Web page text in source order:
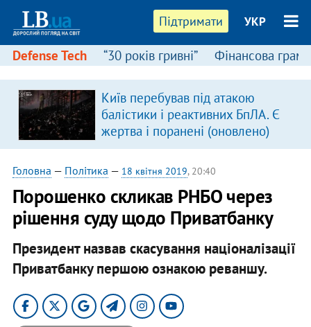
Підтримати УКР
Defense Tech “30 років гривні” Фінансова
Київ перебував під атакою
балістики і реактивних БпЛА. Є
жертва і поранені (оновлено)
Головна — Політика — 18 квітня 2019, 20:40
Порошенко скликав РНБО через
рішення суду щодо Приватбанку
Президент назвав скасування націоналізації
Приватбанку першою ознакою реваншу.